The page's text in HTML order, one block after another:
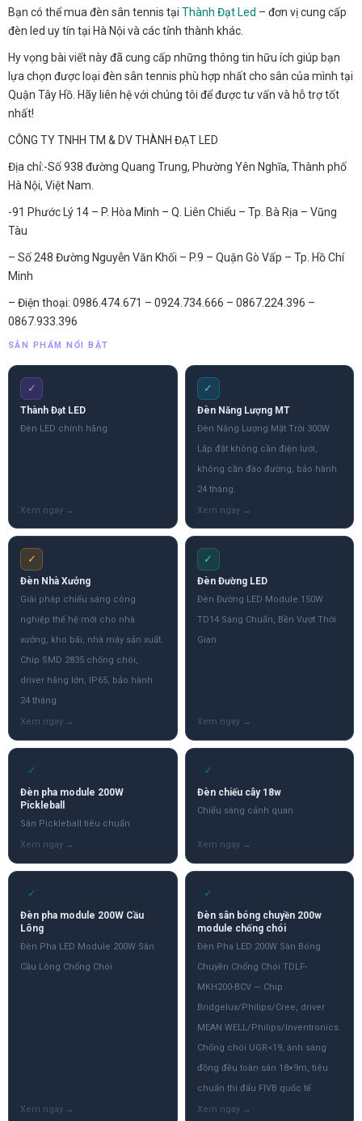
Bạn có thể mua đèn sân tennis tại Thành Đạt Led – đơn vị cung cấp
đèn led uy tín tại Hà Nội và các tỉnh thành khác.
Hy vọng bài viết này đã cung cấp những thông tin hữu ích giúp bạn
lựa chọn được loại đèn sân tennis phù hợp nhất cho sân của mình tại
Quận Tây Hồ. Hãy liên hệ với chúng tôi để được tư vấn và hỗ trợ tốt
nhất!
CÔNG TY TNHH TM & DV THÀNH ĐẠT LED
Địa chỉ:-Số 938 đường Quang Trung, Phường Yên Nghĩa, Thành phố
Hà Nội, Việt Nam.
-91 Phước Lý 14 – P. Hòa Minh – Q. Liên Chiểu – Tp. Bà Rịa – Vũng
Tàu
– Số 248 Đường Nguyễn Văn Khối – P.9 – Quận Gò Vấp – Tp. Hồ Chí
Minh
– Điện thoại: 0986.474.671 – 0924.734.666 – 0867.224.396 –
0867.933.396
SẢN PHẨM NỔI BẬT
✓
Thành Đạt LED
Đèn LED chính hãng
✓
Đèn Năng Lượng MT
Đèn Năng Lượng Mặt Trời 300W
Lắp đặt không cần điện lưới,
không cần đào đường, bảo hành
24 tháng.
✓
Đèn Nhà Xưởng
Giải pháp chiếu sáng công
nghiệp thế hệ mới cho nhà
xưởng, kho bãi, nhà máy sản xuất.
Chip SMD 2835 chống chói,
driver hãng lớn, IP65, bảo hành
24 tháng.
✓
Đèn Đường LED
Đèn Đường LED Module 150W
TD14 Sáng Chuẩn, Bền Vượt Thời
Gian
✓
Đèn pha module 200W
Pickleball
Sân Pickleball tiêu chuẩn
✓
Đèn chiếu cây 18w
Chiếu sáng cảnh quan
✓
Đèn pha module 200W Cầu
Lông
Đèn Pha LED Module 200W Sân
Cầu Lông Chống Chói
✓
Đèn sân bóng chuyền 200w
module chống chói
Đèn Pha LED 200W Sân Bóng
Chuyền Chống Chói TDLF-
MKH200-BCV — Chip
Bridgelux/Philips/Cree, driver
MEAN WELL/Philips/Inventronics.
Chống chói UGR<19, ánh sáng
đồng đều toàn sân 18×9m, tiêu
chuẩn thi đấu FIVB quốc tế